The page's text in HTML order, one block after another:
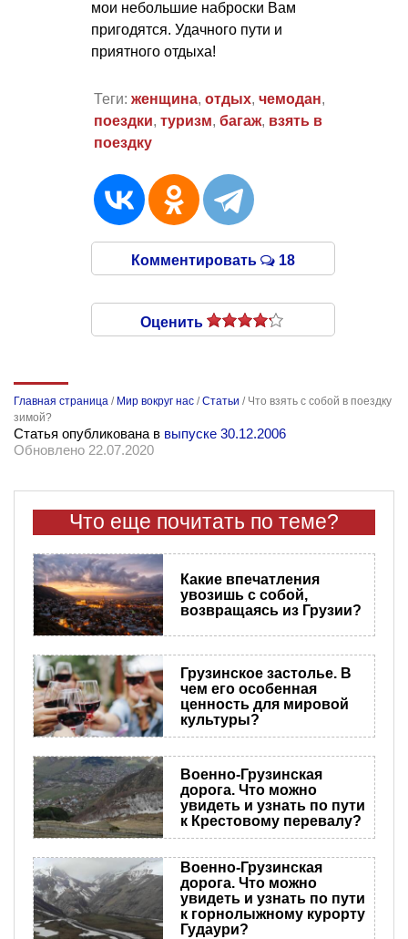
мои небольшие наброски Вам
пригодятся. Удачного пути и
приятного отдыха!
Теги: женщина, отдых, чемодан,
поездки, туризм, багаж, взять в
поездку
Комментировать 18
Оценить
Главная страница / Мир вокруг нас /Статьи / Что взять с собой в поездку
зимой?
Статья опубликована в выпуске 30.12.2006
Обновлено 22.07.2020
Что еще почитать по теме?
Какие впечатления
увозишь с собой,
возвращаясь из Грузии?
Грузинское застолье. В
чем его особенная
ценность для мировой
культуры?
Военно-Грузинская
дорога. Что можно
увидеть и узнать по пути
к Крестовому перевалу?
Военно-Грузинская
дорога. Что можно
увидеть и узнать по пути
к горнолыжному курорту
Гудаури?